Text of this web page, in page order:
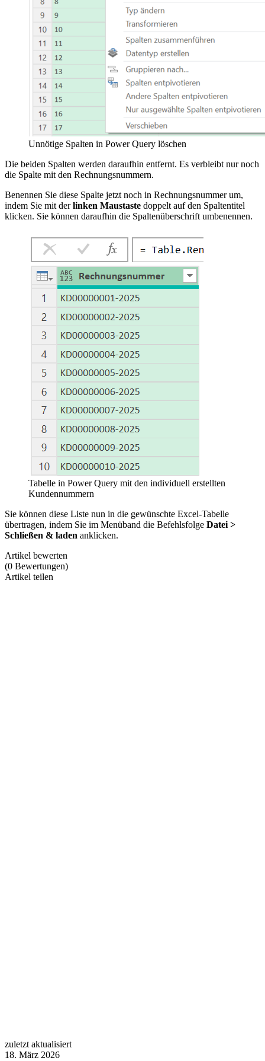
Unnötige Spalten in Power Query löschen
Die beiden Spalten werden daraufhin entfernt. Es verbleibt nur noch
die Spalte mit den Rechnungsnummern.
Benennen Sie diese Spalte jetzt noch in Rechnungsnummer um,
indem Sie mit derlinken Maustaste doppelt auf den Spaltentitel
klicken. Sie können daraufhin die Spaltenüberschrift umbenennen.
Tabelle in Power Query mit den individuell erstellten
Kundennummern
Sie können diese Liste nun in die gewünschte Excel-Tabelle
übertragen, indem Sie im Menüband die Befehlsfolge Datei >
Schließen & laden anklicken.
Artikel bewerten
(0 Bewertungen)
Artikel teilen
zuletzt aktualisiert
18. März 2026